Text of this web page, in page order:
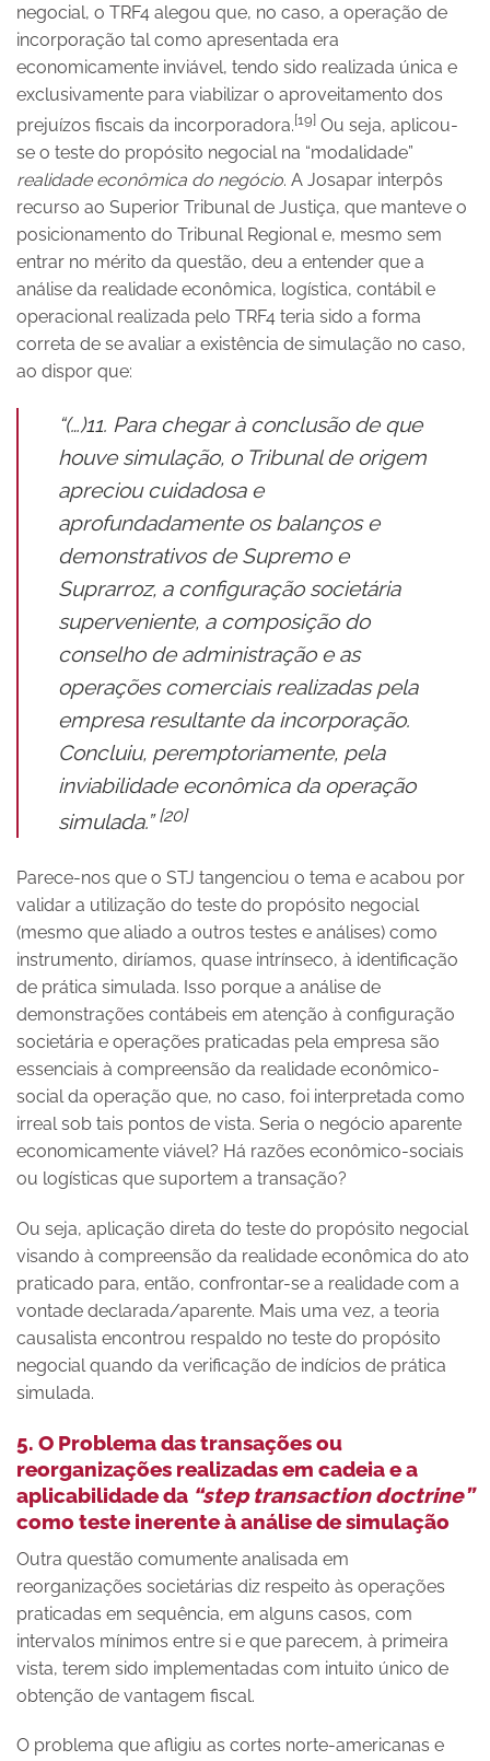
negocial, o TRF4 alegou que, no caso, a operação de
incorporação tal como apresentada era
economicamente inviável, tendo sido realizada única e
exclusivamente para viabilizar o aproveitamento dos
prejuízos fiscais da incorporadora.[19] Ou seja, aplicou-
se o teste do propósito negocial na “modalidade”
realidade econômica do negócio. A Josapar interpôs
recurso ao Superior Tribunal de Justiça, que manteve o
posicionamento do Tribunal Regional e, mesmo sem
entrar no mérito da questão, deu a entender que a
análise da realidade econômica, logística, contábil e
operacional realizada pelo TRF4 teria sido a forma
correta de se avaliar a existência de simulação no caso,
ao dispor que:
“(…)11. Para chegar à conclusão de que
houve simulação, o Tribunal de origem
apreciou cuidadosa e
aprofundadamente os balanços e
demonstrativos de Supremo e
Suprarroz, a configuração societária
superveniente, a composição do
conselho de administração e as
operações comerciais realizadas pela
empresa resultante da incorporação.
Concluiu, peremptoriamente, pela
inviabilidade econômica da operação
simulada.”[20]
Parece-nos que o STJ tangenciou o tema e acabou por
validar a utilização do teste do propósito negocial
(mesmo que aliado a outros testes e análises) como
instrumento, diríamos, quase intrínseco, à identificação
de prática simulada. Isso porque a análise de
demonstrações contábeis em atenção à configuração
societária e operações praticadas pela empresa são
essenciais à compreensão da realidade econômico-
social da operação que, no caso, foi interpretada como
irreal sob tais pontos de vista. Seria o negócio aparente
economicamente viável? Há razões econômico-sociais
ou logísticas que suportem a transação?
Ou seja, aplicação direta do teste do propósito negocial
visando à compreensão da realidade econômica do ato
praticado para, então, confrontar-se a realidade com a
vontade declarada/aparente. Mais uma vez, a teoria
causalista encontrou respaldo no teste do propósito
negocial quando da verificação de indícios de prática
simulada.
5. O Problema das transações ou
reorganizações realizadas em cadeia e a
aplicabilidade da “step transaction doctrine”
como teste inerente à análise de simulação
Outra questão comumente analisada em
reorganizações societárias diz respeito às operações
praticadas em sequência, em alguns casos, com
intervalos mínimos entre si e que parecem, à primeira
vista, terem sido implementadas com intuito único de
obtenção de vantagem fiscal.
O problema que afligiu as cortes norte-americanas e